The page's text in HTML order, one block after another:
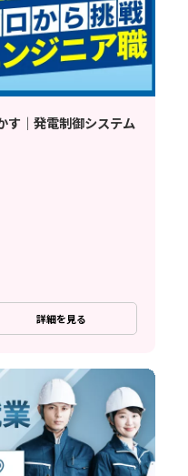
｜発電制御システム
詳細を見る